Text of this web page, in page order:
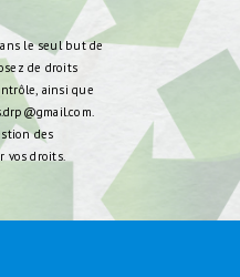
le seul but de
de droits
ainsi que
des
vos droits.